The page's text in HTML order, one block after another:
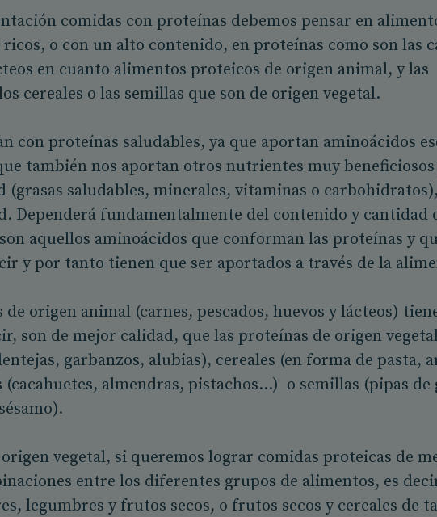
comidas con proteínas debemos pensar en
o con un alto contenido, en proteínas como son las
en cuanto alimentos proteicos de origen animal, y las
cereales o las semillas que son de origen vegetal.
con proteínas saludables, ya que aportan aminoácidos
también nos aportan otros nutrientes muy
(grasas saludables, minerales, vitaminas o
Dependerá fundamentalmente del contenido y cantidad
aquellos aminoácidos que conforman las proteínas y
y por tanto tienen que ser aportados a través de la
origen animal (carnes, pescados, huevos y lácteos)
son de mejor calidad, que las proteínas de origen
garbanzos, alubias), cereales (en forma de pasta,
(cacahuetes, almendras, pistachos…) o semillas (pipas de
vegetal, si queremos lograr comidas proteicas de
entre los diferentes grupos de alimentos, es
legumbres y frutos secos, o frutos secos y cereales de